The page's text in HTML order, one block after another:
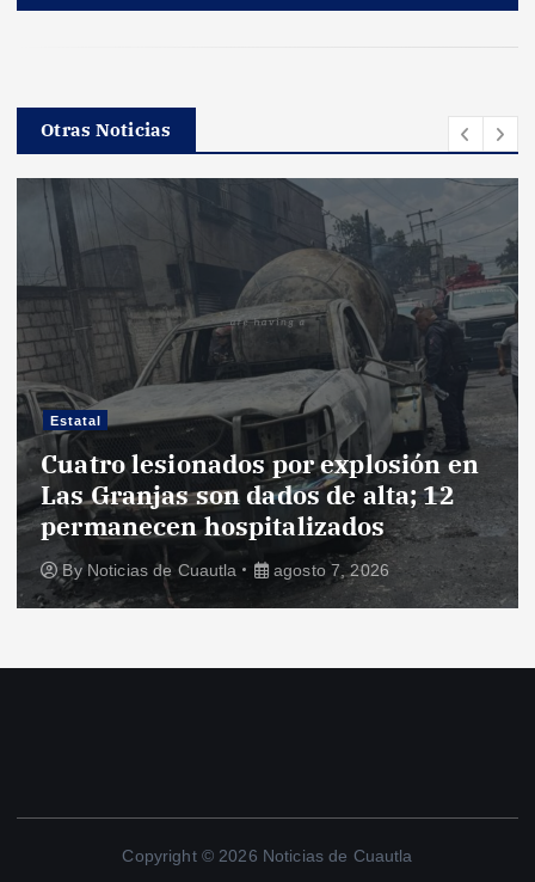
Otras Noticias
Estatal
Cuatro lesionados por explosión en
Las Granjas son dados de alta; 12
permanecen hospitalizados
By Noticias de Cuautla agosto 7, 2026
Copyright © 2026 Noticias de Cuautla